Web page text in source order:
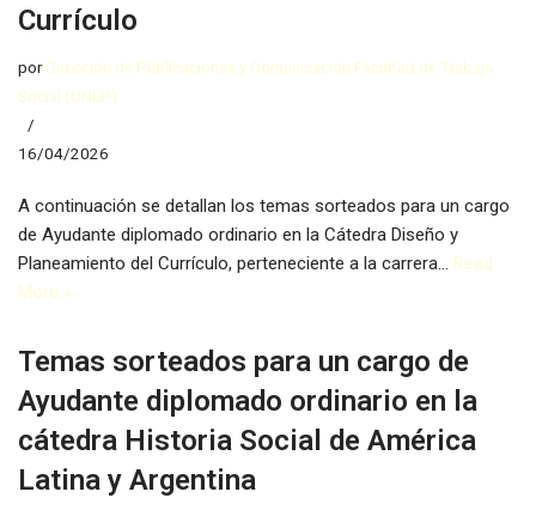
Currículo
porDirección de Publicaciones y Comunicación Facultad de Trabajo
Social (UNLP)
16/04/2026
A continuación se detallan los temas sorteados para un cargo
de Ayudante diplomado ordinario en la Cátedra Diseño y
Planeamiento del Currículo, perteneciente a la carrera… Read
More »
Temas sorteados para un cargo de
Ayudante diplomado ordinario en la
cátedra Historia Social de América
Latina y Argentina